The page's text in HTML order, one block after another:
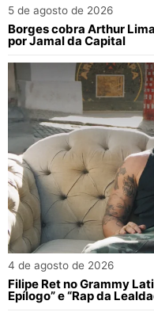
5 de agosto de 2026
Borges cobra Arthur
por Jamal da Capital
4 de agosto de 2026
Filipe Ret no Grammy
Epílogo” e “Rap da